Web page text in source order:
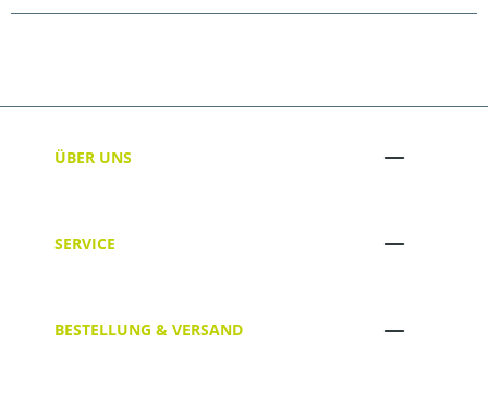
ÜBER UNS
SERVICE
BESTELLUNG & VERSAND